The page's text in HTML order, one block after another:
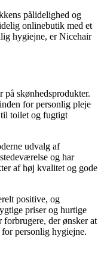
pålidelighed og
onlinebutik med et
hygiejne, er Nicehair
på skønhedsprodukter.
for personlig pleje
toilet og fugtigt
udvalg af
og har
af høj kvalitet og gode
positive, og
priser og hurtige
der ønsker at
personlig hygiejne.